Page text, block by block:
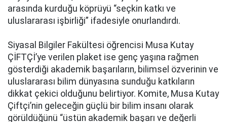
arasında kurduğu köprüyü “seçkin katkı ve
uluslararası işbirliği” ifadesiyle onurlandırdı.
Siyasal Bilgiler Fakültesi öğrencisi Musa Kutay
ÇİFTÇİ’ye verilen plaket ise genç yaşına rağmen
gösterdiği akademik başarıların, bilimsel özverinin ve
uluslararası bilim dünyasına sunduğu katkıların
dikkat çekici olduğunu belirtiyor. Komite, Musa Kutay
Çiftçi’nin geleceğin güçlü bir bilim insanı olarak
görüldüğünü “üstün akademik başarı ve değerli